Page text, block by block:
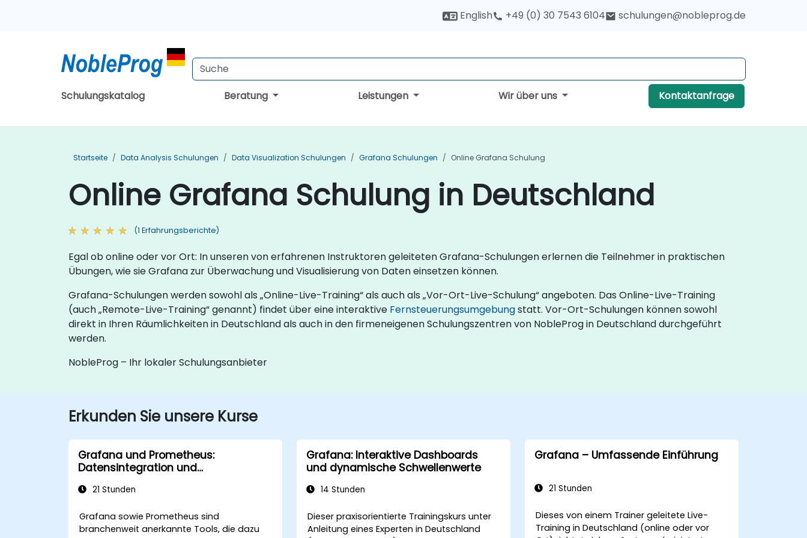
English +49 (0) 30 7543 6104 schulungen@nobleprog.de
Schulungskatalog Beratung Leistungen Wir über uns Kontaktanfrage
Startseite Data Analysis Schulungen Data Visualization Schulungen Grafana Schulungen Online Grafana Schulung
Online Grafana Schulung in Deutschland
(1 Erfahrungsberichte)
Egal ob online oder vor Ort: In unseren von erfahrenen Instruktoren geleiteten Grafana-Schulungen erlernen die Teilnehmer in praktischen
Übungen, wie sie Grafana zur Überwachung und Visualisierung von Daten einsetzen können.
Grafana-Schulungen werden sowohl als „Online-Live-Training“ als auch als „Vor-Ort-Live-Schulung“ angeboten. Das Online-Live-Training
(auch „Remote-Live-Training“ genannt) findet über eine interaktive Fernsteuerungsumgebungstatt. Vor-Ort-Schulungen können sowohl
direkt in Ihren Räumlichkeiten in Deutschland als auch in den firmeneigenen Schulungszentren von NobleProg in Deutschland durchgeführt
werden.
NobleProg – Ihr lokaler Schulungsanbieter
Erkunden Sie unsere Kurse
Grafana und Prometheus:
Datensintegration und
21 Stunden
Grafana sowie Prometheus sind
branchenweit anerkannte Tools, die dazu
Grafana: Interaktive Dashboards
und dynamische Schwellenwerte
14 Stunden
Dieser praxisorientierte Trainingskurs unter
Anleitung eines Experten in Deutschland
Grafana – Umfassende Einführung
21 Stunden
Dieses von einem Trainer geleitete Live-
Training in Deutschland (online oder vor